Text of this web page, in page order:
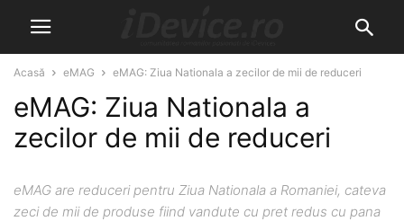
Acasă eMAG eMAG: Ziua Nationala a zecilor de mii de reduceri
eMAG: Ziua Nationala a
zecilor de mii de reduceri
eMAG are reduceri pentru Ziua Nationala a Romaniei, cateva
zeci de mii de produse fiind vandute cu pret redus cu pana